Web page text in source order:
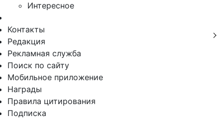
Интересное
Контакты
Редакция
Рекламная служба
Поиск по сайту
Мобильное приложение
Награды
Правила цитирования
Подписка